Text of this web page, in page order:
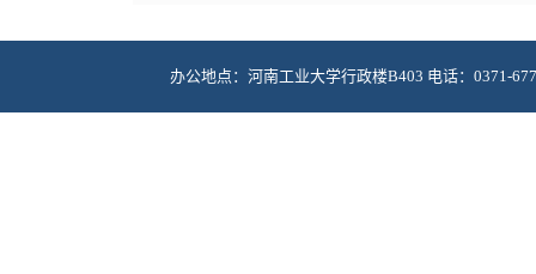
办公地点：河南工业大学行政楼B403 电话：0371-